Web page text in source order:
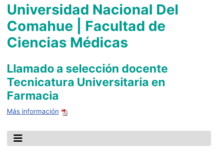
Universidad Nacional Del
Comahue | Facultad de
Ciencias Médicas
Llamado a selección docente
Tecnicatura Universitaria en
Farmacia
Más información